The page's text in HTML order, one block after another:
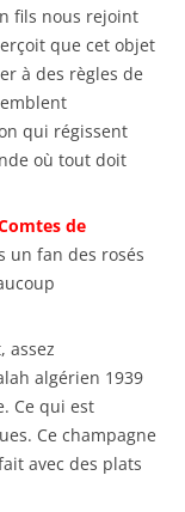
fils nous rejoint
que cet objet
à des règles de
qui régissent
où tout doit
de
un fan des rosés
assez
algérien 1939
Ce qui est
Ce champagne
avec des plats